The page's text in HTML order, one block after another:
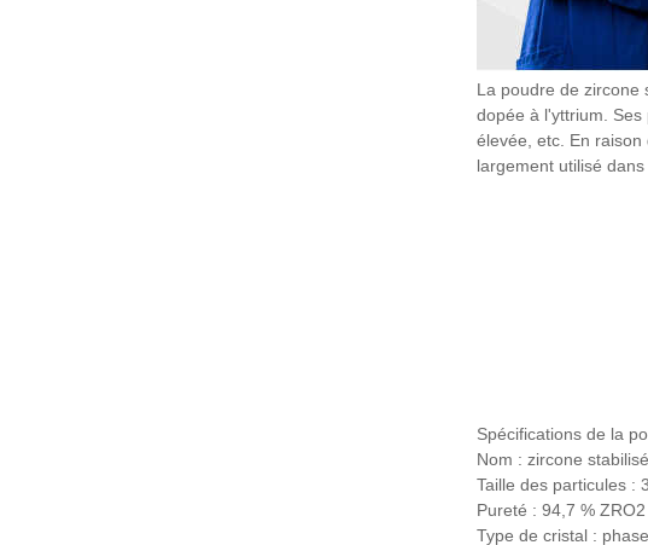
La poudre de zircone
dopée à l'yttrium.
élevée, etc. En
largement utilisé
Spécifications de la
Nom : zircone
Taille des particules :
Pureté : 94,7 % ZRO2
Type de cristal :